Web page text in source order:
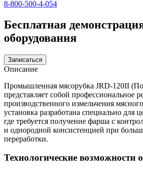
8-800-500-4-054
Бесплатная
оборудования
Записаться
Описание
Промышленная мясорубка JRD-120II
представляет собой профессиональное
производственного измельчения
установка разработана специально для
где требуется получение фарша с
и однородной консистенцией при
переработки.
Технологические возможности